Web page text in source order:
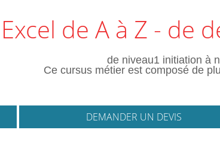
Excel de A à Z - de
de niveau1 initiation à
Ce cursus métier est composé de
DEMANDER UN DEVIS